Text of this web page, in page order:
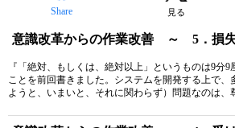
Share 見る
意識改革からの作業改善 ～ 5．損
『「絶対、もしくは、絶対以上」というものは9分
ことを前回書きました。システムを開発する上で、
ようと、いまいと、それに関わらず）問題なのは、